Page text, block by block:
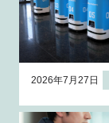
2026年7月27日